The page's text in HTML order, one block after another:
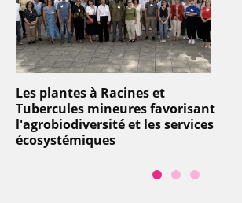
Les plantes à Racines et
Tubercules mineures favorisant
l'agrobiodiversité et les services
écosystémiques